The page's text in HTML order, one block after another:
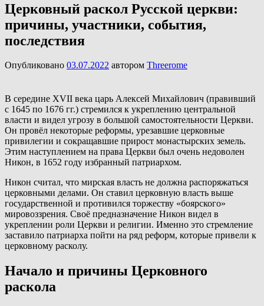
Церковный раскол Русской церкви:
причины, участники, события,
последствия
Опубликовано 03.07.2022 автором Threerome
В середине XVII века царь Алексей Михайлович (правивший
с 1645 по 1676 гг.) стремился к укреплению центральной
власти и видел угрозу в большой самостоятельности Церкви.
Он провёл некоторые реформы, урезавшие церковные
привилегии и сокращавшие прирост монастырских земель.
Этим наступлением на права Церкви был очень недоволен
Никон, в 1652 году избранный патриархом.
Никон считал, что мирская власть не должна распоряжаться
церковными делами. Он ставил церковную власть выше
государственной и противился торжеству «боярского»
мировоззрения. Своё предназначение Никон видел в
укреплении роли Церкви и религии. Именно это стремление
заставило патриарха пойти на ряд реформ, которые привели к
церковному расколу.
Начало и причины Церковного
раскола